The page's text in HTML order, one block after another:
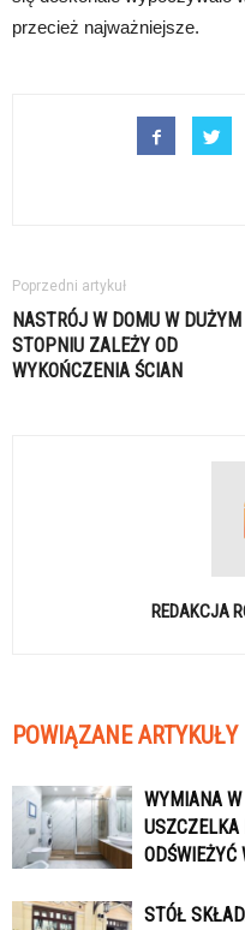
przecież najważniejsze.
Poprzedni artykuł
NASTRÓJ W DOMU W DUŻYM
STOPNIU ZALEŻY OD
WYKOŃCZENIA ŚCIAN
REDAKCJA
POWIĄZANE ARTYKUŁY
WYMIANA
USZCZELKA
STÓŁ